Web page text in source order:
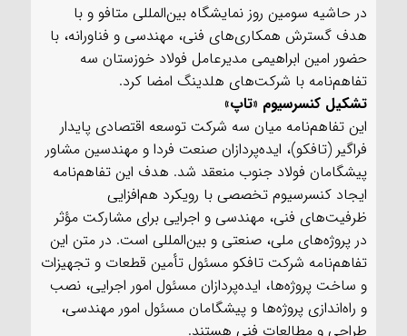
در حاشیه سومین روز نمایشگاه بین‌المللی متافو و با
هدف گسترش همکاری‌های فنی، مهندسی و فناورانه، با
حضور امین ابراهیمی مدیرعامل فولاد خوزستان سه
تفاهم‌نامه با شرکت‌های هلدینگ امضا کرد.
تشکیل کنسرسیوم «تاپ»
این تفاهم‌نامه میان سه شرکت توسعه اقتصادی پایدار
فراگیر (تافکو)، ایده‌پردازان صنعت فردا و مهندسین مشاور
پیشگامان فولاد جنوب منعقد شد. هدف این تفاهم‌نامه
ایجاد کنسرسیوم تخصصی با رویکرد هم‌افزایی
ظرفیت‌های فنی، مهندسی و اجرایی برای مشارکت مؤثر
در پروژه‌های ملی، صنعتی و بین‌المللی است. در متن این
تفاهم‌نامه شرکت تافکو مسئول تأمین قطعات و تجهیزات
و ساخت پروژه‌ها، ایده‌پردازان مسئول امور اجرایی، نصب
و راه‌اندازی پروژه‌ها و پیشگامان مسئول امور مهندسی،
طراحی و مطالعات فنی هستند.